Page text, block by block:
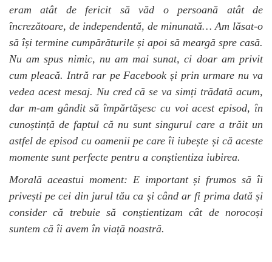
eram atât de fericit să văd o persoană atât de
încrezătoare, de independentă, de minunată… Am lăsat-o
să își termine cumpărăturile și apoi să meargă spre casă.
Nu am spus nimic, nu am mai sunat, ci doar am privit
cum pleacă. Intră rar pe Facebook și prin urmare nu va
vedea acest mesaj. Nu cred că se va simți trădată acum,
dar m-am gândit să împărtășesc cu voi acest episod, în
cunoștință de faptul că nu sunt singurul care a trăit un
astfel de episod cu oamenii pe care îi iubește și că aceste
momente sunt perfecte pentru a conștientiza iubirea.
Morală aceastui moment: E important și frumos să îi
privești pe cei din jurul tău ca și când ar fi prima dată și
consider că trebuie să conștientizam cât de norocoși
suntem că îi avem în viață noastră.